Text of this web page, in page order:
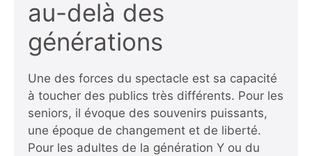
au-delà des
générations
Une des forces du spectacle est sa capacité
à toucher des publics très différents. Pour les
seniors, il évoque des souvenirs puissants,
une époque de changement et de liberté.
Pour les adultes de la génération Y ou du